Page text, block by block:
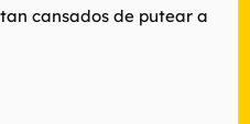
cansados de putear a